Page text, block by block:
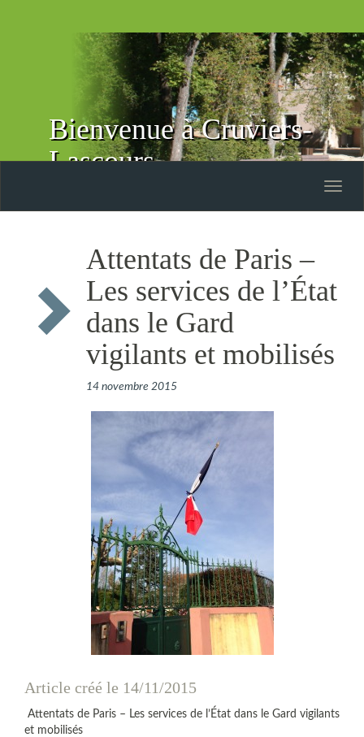
Bienvenue à Cruviers-
Lascours
Toggle
Attentats de Paris –
Les services de l’État
dans le Gard
vigilants et mobilisés
14 novembre 2015
Article créé le 14/11/2015
Attentats de Paris – Les services de l’État dans le Gard vigilants
et mobilisés